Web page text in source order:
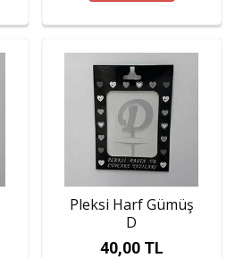
Pleksi Harf Gümüş
D
40,00 TL